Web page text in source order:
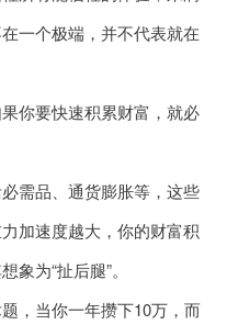
一个极端，并不代表就在
你要快速积累财富，就必
需品、通货膨胀等，这些
加速度越大，你的财富积
象为“扯后腿”。
，当你一年攒下10万，而